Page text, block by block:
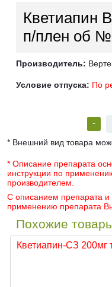
Кветиапин
п/плен об
Производитель:
Условие отпуска: По
-
* Внешний вид товара
* Описание препарата
инструкции по
производителем.
С описанием препарата и
применению препарата
Похожие
Кветиапин-СЗ 200мг